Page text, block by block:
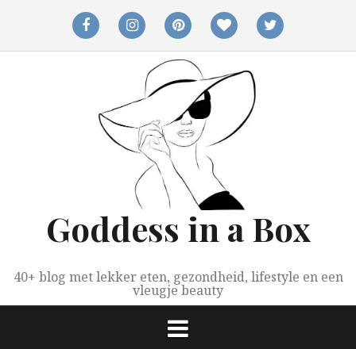
facebookinstagrampinterestbloglovintwitter
Goddess in a Box
40+ blog met lekker eten, gezondheid, lifestyle en een
vleugje beauty